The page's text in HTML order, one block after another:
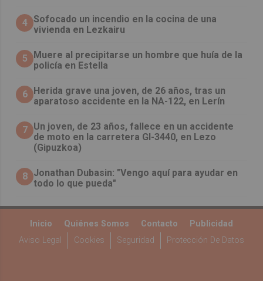
4 Sofocado un incendio en la cocina de una
vivienda en Lezkairu
5
Muere al precipitarse un hombre que huía de la
policía en Estella
6 Herida grave una joven, de 26 años, tras un
aparatoso accidente en la NA-122, en Lerín
7 Un joven, de 23 años, fallece en un accidente
de moto en la carretera GI-3440, en Lezo
(Gipuzkoa)
8 Jonathan Dubasin: "Vengo aquí para ayudar en
todo lo que pueda"
Inicio Quiénes Somos Contacto
Publicidad
Aviso Legal
Cookies Seguridad Protección De Datos